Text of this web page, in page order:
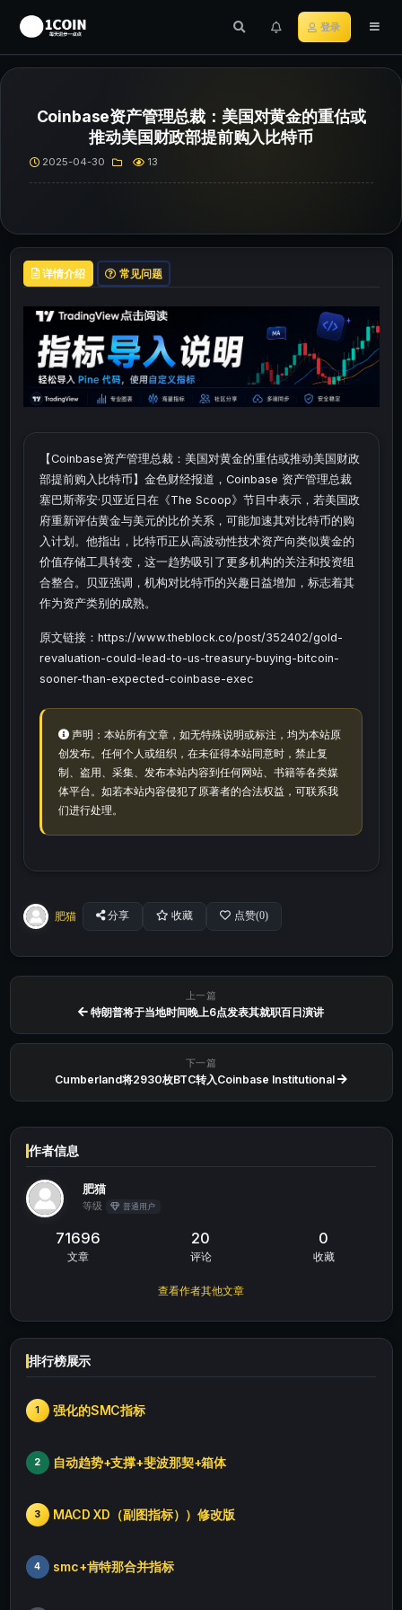
登录
Coinbase资产管理总裁：美国对黄金的重估或
推动美国财政部提前购入比特币
2025-04-30 13
详情介绍 常见问题
【Coinbase资产管理总裁：美国对黄金的重估或推动美国财政
部提前购入比特币】金色财经报道，Coinbase 资产管理总裁
塞巴斯蒂安·贝亚近日在《The Scoop》节目中表示，若美国政
府重新评估黄金与美元的比价关系，可能加速其对比特币的购
入计划。他指出，比特币正从高波动性技术资产向类似黄金的
价值存储工具转变，这一趋势吸引了更多机构的关注和投资组
合整合。贝亚强调，机构对比特币的兴趣日益增加，标志着其
作为资产类别的成熟。
原文链接：https://www.theblock.co/post/352402/gold-
revaluation-could-lead-to-us-treasury-buying-bitcoin-
sooner-than-expected-coinbase-exec
声明：本站所有文章，如无特殊说明或标注，均为本站原
创发布。任何个人或组织，在未征得本站同意时，禁止复
制、盗用、采集、发布本站内容到任何网站、书籍等各类媒
体平台。如若本站内容侵犯了原著者的合法权益，可联系我
们进行处理。
肥猫 分享 收藏 点赞(0)
上一篇
特朗普将于当地时间晚上6点发表其就职百日演讲
下一篇
Cumberland将2930枚BTC转入Coinbase Institutional
作者信息
肥猫
等级 普通用户
71696
文章
20
评论
0
收藏
查看作者其他文章
排行榜展示
1 强化的SMC指标
2 自动趋势+支撑+斐波那契+箱体
3 MACD XD（副图指标））修改版
4 smc+肯特那合并指标